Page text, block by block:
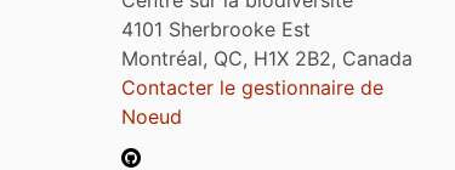
4101 Sherbrooke Est
Montréal, QC, H1X 2B2, Canada
Contacter le gestionnaire de
Noeud